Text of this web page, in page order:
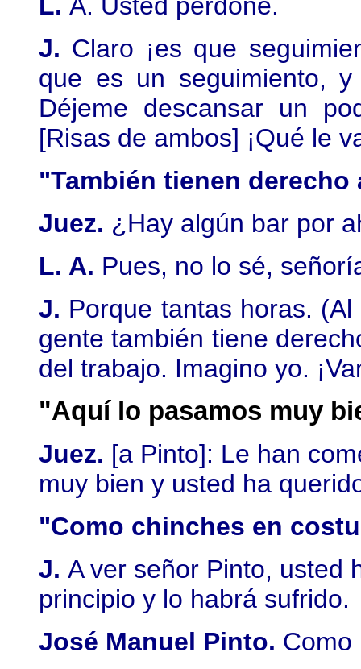
J. Claro ¡es que
que es un seguimiento,
Déjeme descansar un
[Risas de ambos] ¡Qué le
"También tienen
Juez. ¿Hay algún bar por
L. A. Pues, no lo sé,
J. Porque tantas horas.
gente también tiene
del trabajo. Imagino yo.
"Aquí lo pasamos muy
Juez. [a Pinto]: Le han
muy bien y usted ha
"Como chinches en
J. A ver señor Pinto, usted
principio y lo habrá sufrido.
José Manuel Pinto.